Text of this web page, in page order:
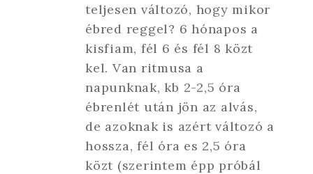
teljesen változó, hogy mikor
ébred reggel? 6 hónapos a
kisfiam, fél 6 és fél 8 közt
kel. Van ritmusa a
napunknak, kb 2-2,5 óra
ébrenlét után jön az alvás,
de azoknak is azért változó a
hossza, fél óra es 2,5 óra
közt (szerintem épp próbál